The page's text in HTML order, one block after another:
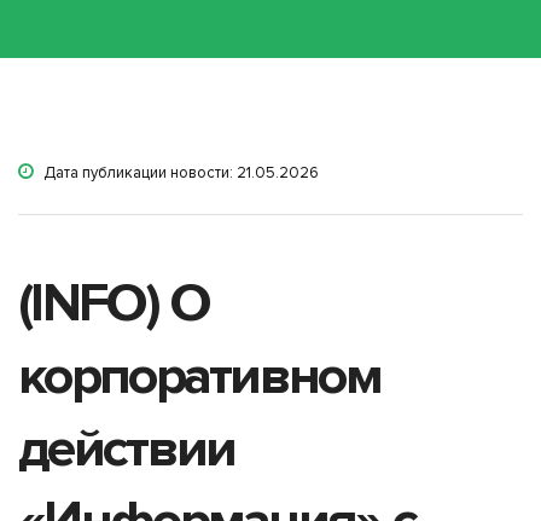
Дата публикации новости: 21.05.2026
(INFO) О
корпоративном
действии